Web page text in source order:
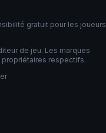
gratuit pour les joueurs
de jeu. Les marques
propriétaires respectifs.